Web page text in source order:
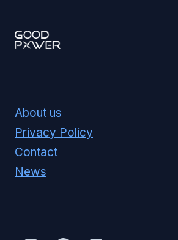
About us
Privacy Policy
Contact
News